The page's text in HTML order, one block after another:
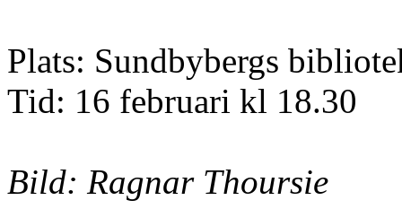
Plats: Sundbybergs
Tid: 16 februari kl 18.30
Bild: Ragnar Thoursie